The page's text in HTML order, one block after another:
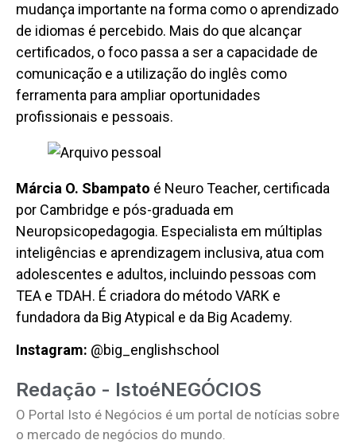
mudança importante na forma como o aprendizado
de idiomas é percebido. Mais do que alcançar
certificados, o foco passa a ser a capacidade de
comunicação e a utilização do inglês como
ferramenta para ampliar oportunidades
profissionais e pessoais.
Márcia O. Sbampato é Neuro Teacher, certificada
por Cambridge e pós-graduada em
Neuropsicopedagogia. Especialista em múltiplas
inteligências e aprendizagem inclusiva, atua com
adolescentes e adultos, incluindo pessoas com
TEA e TDAH. É criadora do método VARK e
fundadora da Big Atypical e da Big Academy.
Instagram: @big_englishschool
Redação - IstoéNEGÓCIOS
O Portal Isto é Negócios é um portal de notícias sobre
o mercado de negócios do mundo.